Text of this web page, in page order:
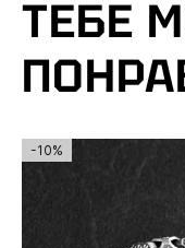
ТЕБЕ
-10%